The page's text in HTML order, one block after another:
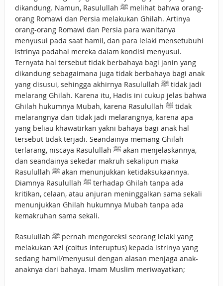
dikandung. Namun, Rasulullah ﷺ melihat bahwa orang-
orang Romawi dan Persia melakukan Ghilah. Artinya
orang-orang Romawi dan Persia para wanitanya
menyusui pada saat hamil, dan para lelaki mensetubuhi
istrinya padahal mereka dalam kondisi menyusui.
Ternyata hal tersebut tidak berbahaya bagi janin yang
dikandung sebagaimana juga tidak berbahaya bagi anak
yang disusui, sehingga akhirnya Rasulullah ﷺ tidak jadi
melarang Ghilah. Karena itu, Hadis ini cukup jelas bahwa
Ghilah hukumnya Mubah, karena Rasulullah ﷺ tidak
melarangnya dan tidak jadi melarangnya, karena apa
yang beliau khawatirkan yakni bahaya bagi anak hal
tersebut tidak terjadi. Seandainya memang Ghilah
terlarang, niscaya Rasulullah ﷺ akan menjelaskannya,
dan seandainya sekedar makruh sekalipun maka
Rasulullah ﷺ akan menunjukkan ketidaksukaannya.
Diamnya Rasulullah ﷺ terhadap Ghilah tanpa ada
kritikan, celaan, atau anjuran meninggalkan sama sekali
menunjukkan Ghilah hukumnya Mubah tanpa ada
kemakruhan sama sekali.
Rasulullah ﷺ pernah mengoreksi seorang lelaki yang
melakukan ‘Azl (coitus interuptus) kepada istrinya yang
sedang hamil/menyusui dengan alasan menjaga anak-
anaknya dari bahaya. Imam Muslim meriwayatkan;